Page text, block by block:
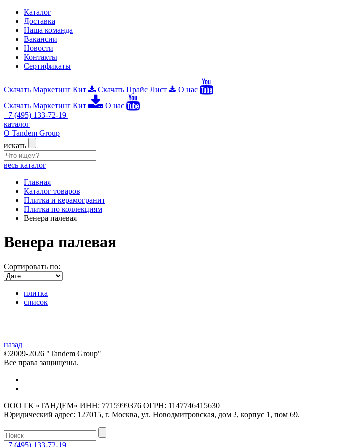
Каталог
Доставка
Наша команда
Вакансии
Новости
Контакты
Сертификаты
Скачать Маркетинг Кит Скачать Прайс Лист
О нас
Скачать Маркетинг Кит
О нас
+7 (495) 133-72-19
каталог
О Tandem Group
искать
весь каталог
Главная
Каталог товаров
Плитка и керамогранит
Плитка по коллекциям
Венера палевая
Венера палевая
Сортировать по:
плитка
список
назад
©2009-2026 "Tandem Group"
Все права защищены.
ООО ГК «ТАНДЕМ» ИНН: 7715999376 ОГРН: 1147746415630
Юридический адрес: 127015, г. Москва, ул. Новодмитровская, дом 2, корпус 1, пом 69.
+7 (495) 133-72-19